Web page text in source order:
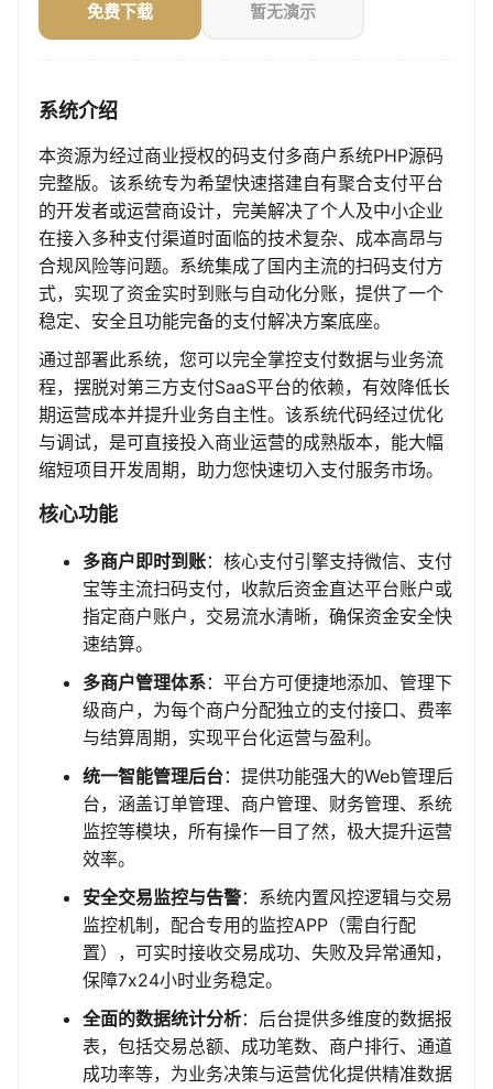
免费下载 暂无演示
系统介绍
本资源为经过商业授权的码支付多商户系统PHP源码
完整版。该系统专为希望快速搭建自有聚合支付平台
的开发者或运营商设计，完美解决了个人及中小企业
在接入多种支付渠道时面临的技术复杂、成本高昂与
合规风险等问题。系统集成了国内主流的扫码支付方
式，实现了资金实时到账与自动化分账，提供了一个
稳定、安全且功能完备的支付解决方案底座。
通过部署此系统，您可以完全掌控支付数据与业务流
程，摆脱对第三方支付SaaS平台的依赖，有效降低长
期运营成本并提升业务自主性。该系统代码经过优化
与调试，是可直接投入商业运营的成熟版本，能大幅
缩短项目开发周期，助力您快速切入支付服务市场。
核心功能
多商户即时到账：核心支付引擎支持微信、支付
宝等主流扫码支付，收款后资金直达平台账户或
指定商户账户，交易流水清晰，确保资金安全快
速结算。
多商户管理体系：平台方可便捷地添加、管理下
级商户，为每个商户分配独立的支付接口、费率
与结算周期，实现平台化运营与盈利。
统一智能管理后台：提供功能强大的Web管理后
台，涵盖订单管理、商户管理、财务管理、系统
监控等模块，所有操作一目了然，极大提升运营
效率。
安全交易监控与告警：系统内置风控逻辑与交易
监控机制，配合专用的监控APP（需自行配
置），可实时接收交易成功、失败及异常通知，
保障7x24小时业务稳定。
全面的数据统计分析：后台提供多维度的数据报
表，包括交易总额、成功笔数、商户排行、通道
成功率等，为业务决策与运营优化提供精准数据